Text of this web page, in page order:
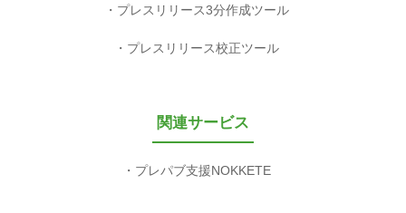
プレスリリース3分作成ツール
プレスリリース校正ツール
関連サービス
プレパブ支援NOKKETE